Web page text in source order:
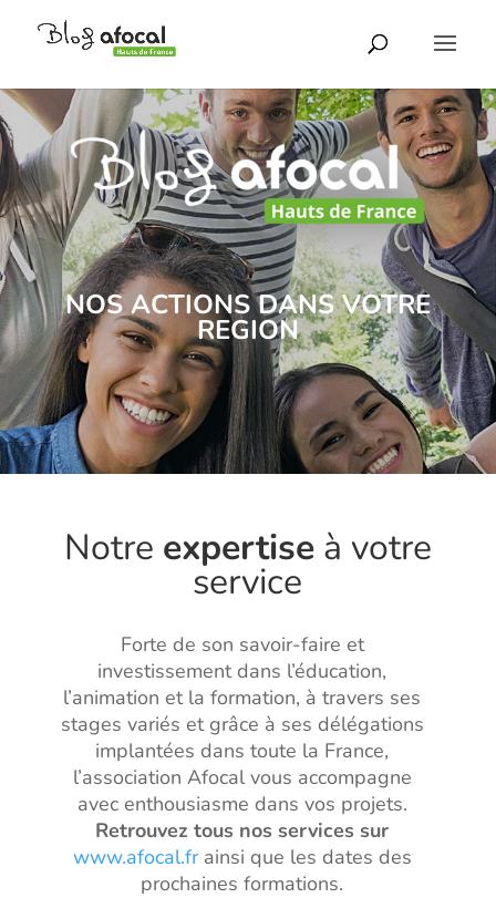
NOS ACTIONS DANS VOTRE
REGION
Notre expertiseà votre
service
Forte de son savoir-faire et
investissement dans l’éducation,
l’animation et la formation, à travers ses
stages variés et grâce à ses délégations
implantées dans toute la France,
l’association Afocal vous accompagne
avec enthousiasme dans vos projets.
Retrouveztous nos services sur
www.afocal.fr ainsi que les dates des
prochaines formations.